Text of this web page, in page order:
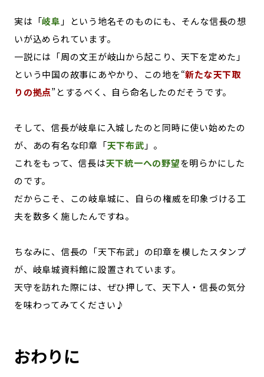
実は「岐阜 」という地名そのものにも、そんな信長の想
いが込められています。
一説には「周の文王が岐山から起こり、天下を定めた」
という中国の故事にあやかり、この地を“新たな天下取
りの拠点”とするべく、自ら命名したのだそうです。
そして、信長が岐阜に入城したのと同時に使い始めたの
が、あの有名な印章「天下布武 」。
これをもって、信長は天下統一への野望を明らかにした
のです。
だからこそ、この岐阜城に、自らの権威を印象づける工
夫を数多く施したんですね。
ちなみに、信長の「天下布武」の印章を模したスタンプ
が、岐阜城資料館に設置されています。
天守を訪れた際には、ぜひ押して、天下人・信長の気分
を味わってみてください♪
おわりに